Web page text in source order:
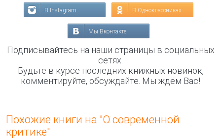
В Instagram В Одноклассниках
Мы Вконтакте
Подписывайтесь на наши страницы в социальных
сетях.
Будьте в курсе последних книжных новинок,
комментируйте, обсуждайте. Мы ждём Вас!
Похожие книги на "О современной
критике"